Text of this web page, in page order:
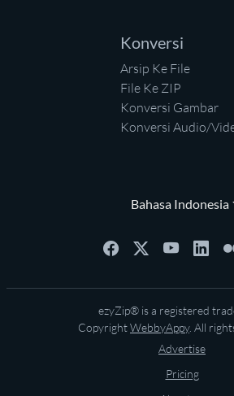
Konversi
Arsip Ke File
File Ke ZIP
Konversi Gambar
Konversi Audio/
Bahasa Indonesia
ezyZip® is a registered
CopyrightWebbyAppy. All
Advertise
Pricing